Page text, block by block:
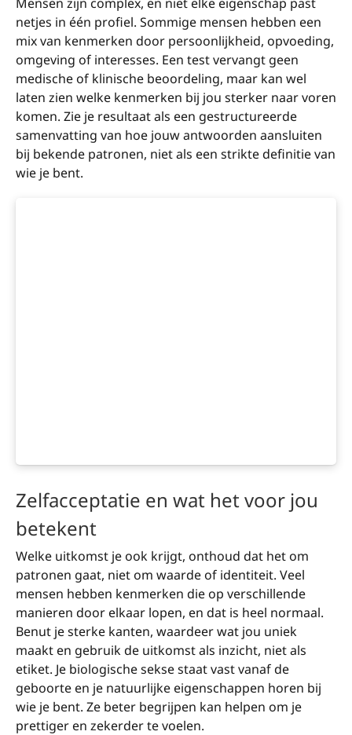
netjes in één profiel. Sommige mensen hebben een
mix van kenmerken door persoonlijkheid, opvoeding,
omgeving of interesses. Een test vervangt geen
medische of klinische beoordeling, maar kan wel
laten zien welke kenmerken bij jou sterker naar voren
komen. Zie je resultaat als een gestructureerde
samenvatting van hoe jouw antwoorden aansluiten
bij bekende patronen, niet als een strikte definitie van
wie je bent.
Zelfacceptatie en wat het voor jou
betekent
Welke uitkomst je ook krijgt, onthoud dat het om
patronen gaat, niet om waarde of identiteit. Veel
mensen hebben kenmerken die op verschillende
manieren door elkaar lopen, en dat is heel normaal.
Benut je sterke kanten, waardeer wat jou uniek
maakt en gebruik de uitkomst als inzicht, niet als
etiket. Je biologische sekse staat vast vanaf de
geboorte en je natuurlijke eigenschappen horen bij
wie je bent. Ze beter begrijpen kan helpen om je
prettiger en zekerder te voelen.